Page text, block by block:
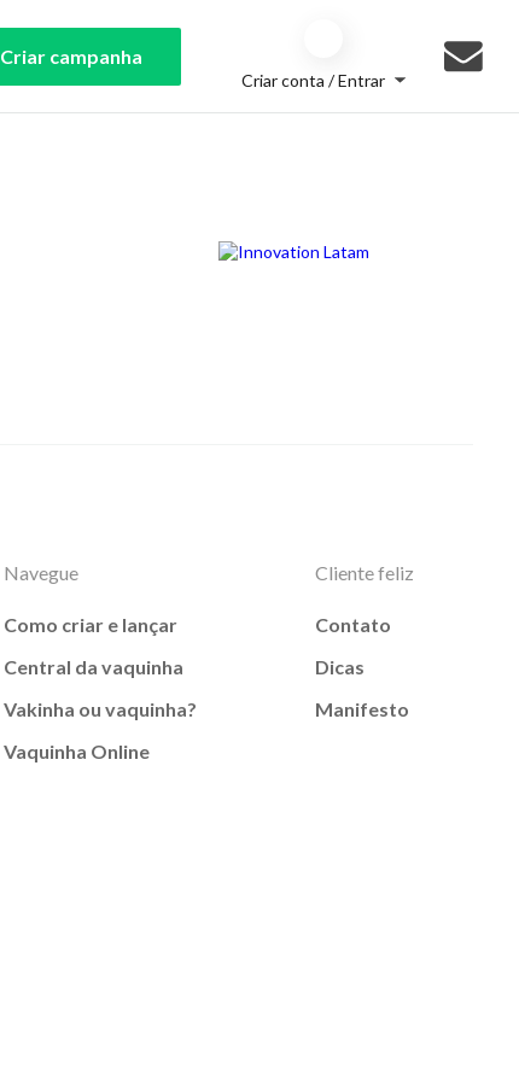
Criar campanha
Criar conta / Entrar
Navegue
Como criar e lançar
Central da vaquinha
Vakinha ou vaquinha?
Vaquinha Online
Cliente feliz
Contato
Dicas
Manifesto